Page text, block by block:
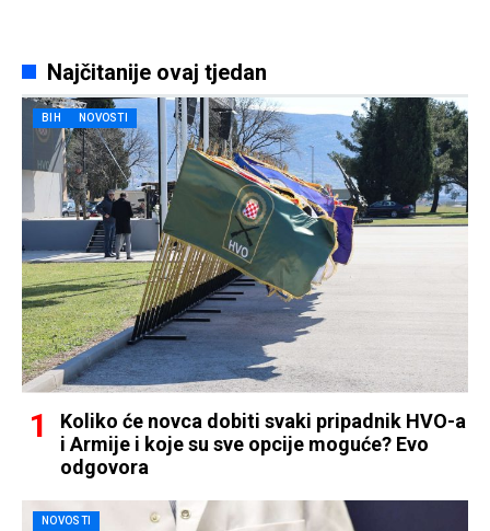
Najčitanije ovaj tjedan
BIH NOVOSTI
Koliko će novca dobiti svaki pripadnik HVO-a
i Armije i koje su sve opcije moguće? Evo
odgovora
NOVOSTI